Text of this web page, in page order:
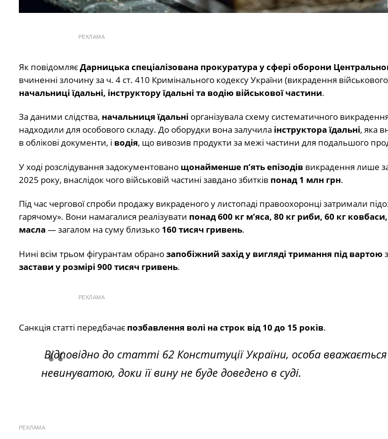
РЕКЛАМА
Як повідомляєДарницька спеціалізована прокуратура у сфері оборони
вчиненні злочину за ч. 4 ст. 410 Кримінального кодексу України (викрадення
начальниці їдальні, інструктору їдальні та водію військової частини.
За даними слідства, начальниця їдальні організувала схему систематичного
надходили для особового складу. До оборудки вона залучила інструктора їдальні, яка
в облікові документи, і водія, що вивозив продукти за межі частини для подальшого
У ході розслідування задокументовано щонайменше п’ять епізодіввикрадення лише
2025 року, внаслідок чого військовій частині завдано збитків понад 1 млн грн.
Під час чергової спроби продажу викраденого у листопаді правоохоронці затримали
гарячому». Вони намагалися реалізувати понад 600 кг м’яса, 80 кг риби, 60 кг
масла — загалом на суму близько 160 тисяч гривень.
Нині всім трьом фігурантам обранозапобіжний захід у вигляді тримання під вартою
застави у розмірі 900 тисяч гривень.
РЕКЛАМА
Санкція статті передбачає позбавлення волі на строк від 10 до 15 років.
Відповідно до статті 62 Конституції України, особа вважається
невинуватою, доки її вину не буде доведено в суді.
РЕКЛАМА